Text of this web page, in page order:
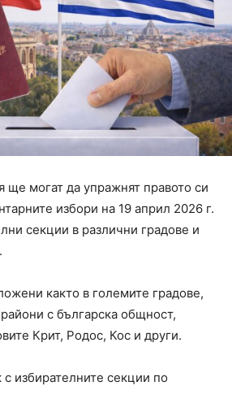
ще могат да упражнят правото си
избори на 19 април 2026 г.
секции в различни градове и
както в големите градове,
с българска общност,
Крит, Родос, Кос и други.
избирателните секции по